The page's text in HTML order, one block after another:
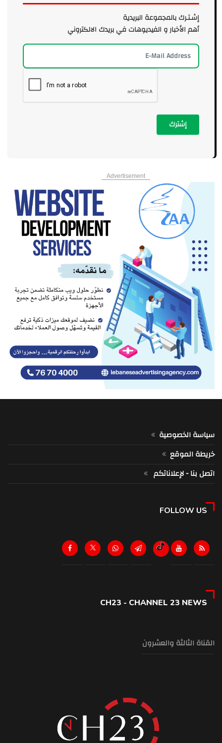
إشـتـرك بالمجموعة البريدية
أهم الأخبار و الفيديوهات في بريدك الالكتروني
إشترك
Advertisement
سياسة الخصوصية
خريطة الموقع
اتصل بنا - لإعلاناتكم
FOLLOW US
CH23 - CHANNEL 23 NEWS
القناة الثالثة والعشرون